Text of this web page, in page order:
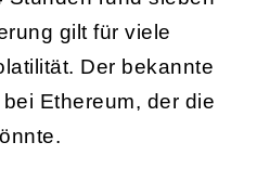
gilt für viele
Der bekannte
Ethereum, der die